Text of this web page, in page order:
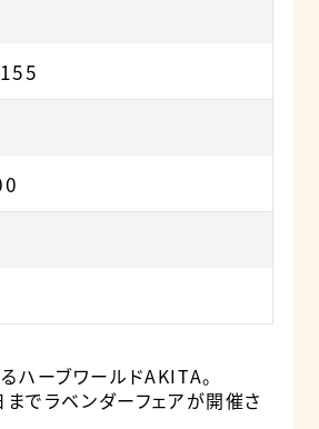
ハーブワールドAKITA。
でラベンダーフェアが開催さ